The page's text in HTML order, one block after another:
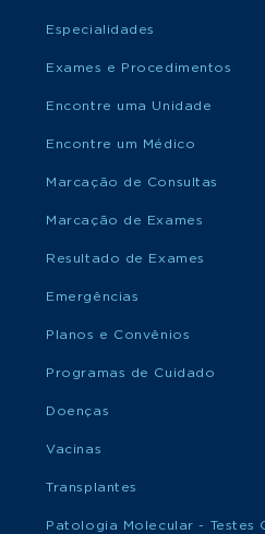
Especialidades
Exames e Procedimentos
Encontre uma Unidade
Encontre um Médico
Marcação de Consultas
Marcação de Exames
Resultado de Exames
Emergências
Planos e Convênios
Programas de Cuidado
Doenças
Vacinas
Transplantes
Patologia Molecular - Testes